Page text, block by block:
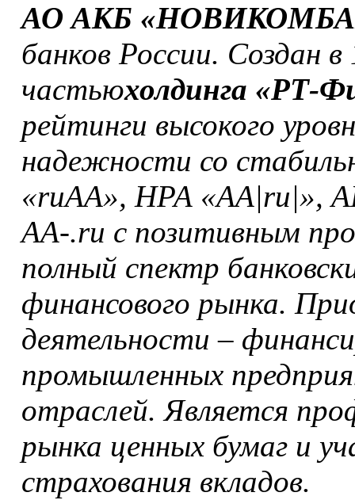
АО АКБ
банков России. Создан в
частьюхолдинга «РТ-
рейтинги высокого
надежности со
«ruАА», НРА «АА|ru|»,
АА-.ru с позитивным
полный спектр
финансового рынка.
деятельности –
промышленных
отраслей. Является
рынка ценных бумаг и
страхования вкладов.